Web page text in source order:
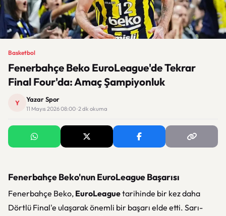
Basketbol
Fenerbahçe Beko EuroLeague'de Tekrar
Final Four'da: Amaç Şampiyonluk
Y Yazar Spor
11 Mayıs 2026 08:00 · 2 dk okuma
Fenerbahçe Beko'nun EuroLeague Başarısı
Fenerbahçe Beko, EuroLeaguetarihinde bir kez daha
Dörtlü Final'e ulaşarak önemli bir başarı elde etti. Sarı-